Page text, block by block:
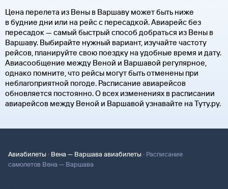
Цена перелета из Вены в Варшаву может быть ниже
в будние дни или на рейс с пересадкой. Авиарейс без
пересадок — самый быстрый способ добраться из Вены в
Варшаву. Выбирайте нужный вариант, изучайте частоту
рейсов, планируйте свою поездку на удобные время и дату.
Авиасообщение между Веной и Варшавой регулярное,
однако помните, что рейсы могут быть отменены при
неблагоприятной погоде. Расписание авиарейсов
обновляется постоянно. О всех изменениях в расписании
авиарейсов между Веной и Варшавой узнавайте на Туту.ру.
Авиабилеты · Вена — Варшава авиабилеты · Расписание
самолетов Вена — Варшава